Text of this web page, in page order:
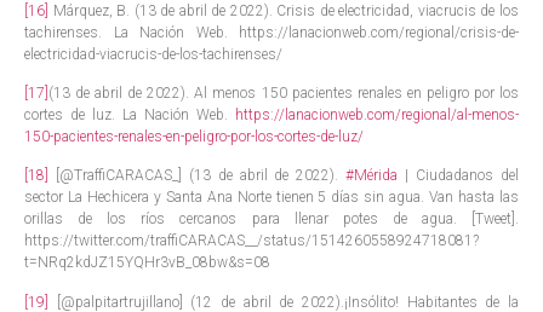
[16] Márquez, B. (13 de abril de 2022). Crisis de electricidad, viacrucis de los
tachirenses. La Nación Web. https://lanacionweb.com/regional/crisis-de-
electricidad-viacrucis-de-los-tachirenses/
[17] (13 de abril de 2022). Al menos 150 pacientes renales en peligro por los
cortes de luz. La Nación Web. https://lanacionweb.com/regional/al-menos-
150-pacientes-renales-en-peligro-por-los-cortes-de-luz/
[18] [@TraffiCARACAS_] (13 de abril de 2022).#Mérida | Ciudadanos del
sector La Hechicera y Santa Ana Norte tienen 5 días sin agua. Van hasta las
orillas de los ríos cercanos para llenar potes de agua. [Tweet].
https://twitter.com/traffiCARACAS__/status/1514260558924718081?
t=NRq2kdJZ15YQHr3vB_08bw&s=08
[19]
[@palpitartrujillano] (12 de abril de 2022).¡Insólito! Habitantes de la